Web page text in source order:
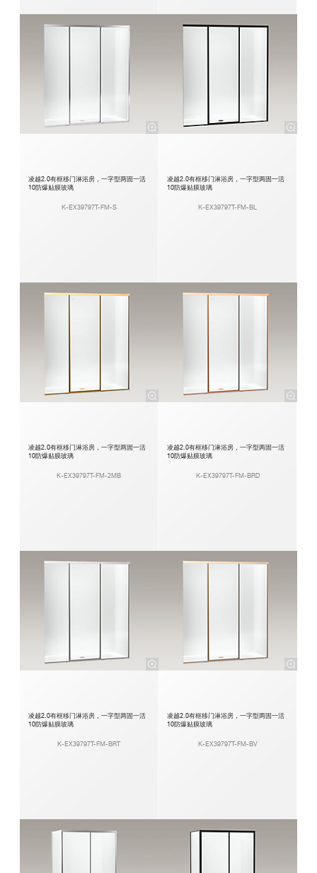
凌越2.0有框移门淋浴房，一字型两固一活
10防爆贴膜玻璃
K-EX39797T-FM-S
凌越2.0有框移门淋浴房，一字型两固一活
10防爆贴膜玻璃
K-EX39797T-FM-BL
凌越2.0有框移门淋浴房，一字型两固一活
10防爆贴膜玻璃
K-EX39797T-FM-2MB
凌越2.0有框移门淋浴房，一字型两固一活
10防爆贴膜玻璃
K-EX39797T-FM-BRD
凌越2.0有框移门淋浴房，一字型两固一活
10防爆贴膜玻璃
K-EX39797T-FM-BRT
凌越2.0有框移门淋浴房，一字型两固一活
10防爆贴膜玻璃
K-EX39797T-FM-BV